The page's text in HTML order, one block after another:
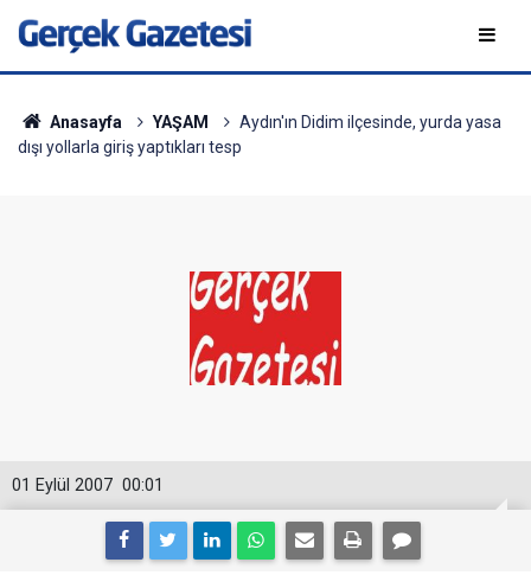
Anasayfa YAŞAM
Aydın'ın Didim ilçesinde, yurda yasa
dışı yollarla giriş yaptıkları tesp
00:01
01 Eylül 2007